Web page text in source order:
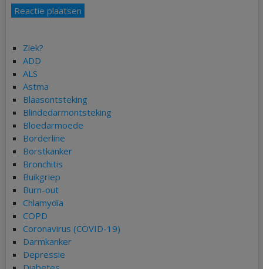
Ziek?
ADD
ALS
Astma
Blaasontsteking
Blindedarmontsteking
Bloedarmoede
Borderline
Borstkanker
Bronchitis
Buikgriep
Burn-out
Chlamydia
COPD
Coronavirus (COVID-19)
Darmkanker
Depressie